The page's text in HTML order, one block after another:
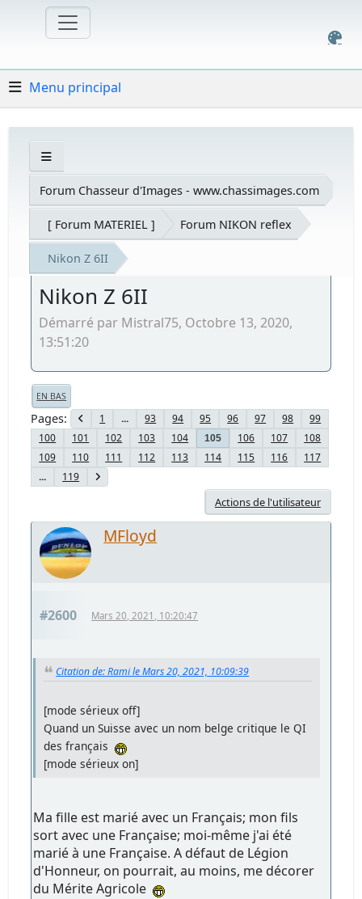
Menu principal
Forum Chasseur d'Images - www.chassimages.com
[ Forum MATERIEL ] Forum NIKON reflex
Nikon Z 6II
Nikon Z 6II
Démarré par Mistral75, Octobre 13, 2020,
13:51:20
EN BAS
Pages 1 ... 93 94 95 96 97 98
99
100
101 102 103 104 105 106 107
108
109
110 111 112 113 114 115 116
117
...
119
Actions de l'utilisateur
MFloyd
#2600 Mars 20, 2021, 10:20:47
Citation de: Rami le Mars 20, 2021, 10:09:39
[mode sérieux off]
Quand un Suisse avec un nom belge critique le QI
des français
[mode sérieux on]
Ma fille est marié avec un Français; mon fils
sort avec une Française; moi-même j'ai été
marié à une Française. A défaut de Légion
d'Honneur, on pourrait, au moins, me décorer
du Mérite Agricole